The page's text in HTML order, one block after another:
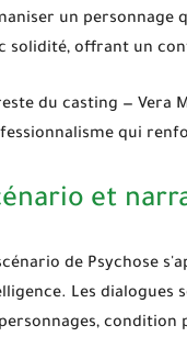
un personnage
solidité, offrant un
du casting — Vera
qui
et
de Psychose
Les dialogues